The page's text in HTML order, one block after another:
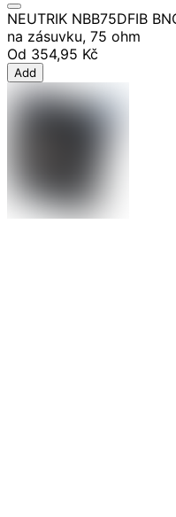
NEUTRIK NBB75DFIB
na zásuvku, 75 ohm
Od 354,95 Kč
Add